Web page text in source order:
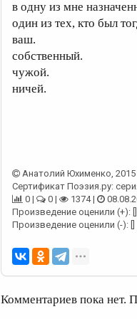
в одну из мне
один из тех, кто был
ваш.
собственный.
чужой.
ничей.
Анатолий Юхименко, 2015
Сертификат Поэзия.ру:
0 |
0 | 1374 |
Произведение оценили (+): []
Произведение оценили (-): []
Комментариев пока нет.